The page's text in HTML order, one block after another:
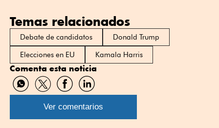
Temas relacionados
Debate de candidatos
Donald Trump
Elecciones en EU
Kamala Harris
Comenta esta noticia
Compartir
por
WhatsApp
Compartir
por
Twitter
Compartir
por
Facebook
Compartir
por
Linkedin
Ver comentarios